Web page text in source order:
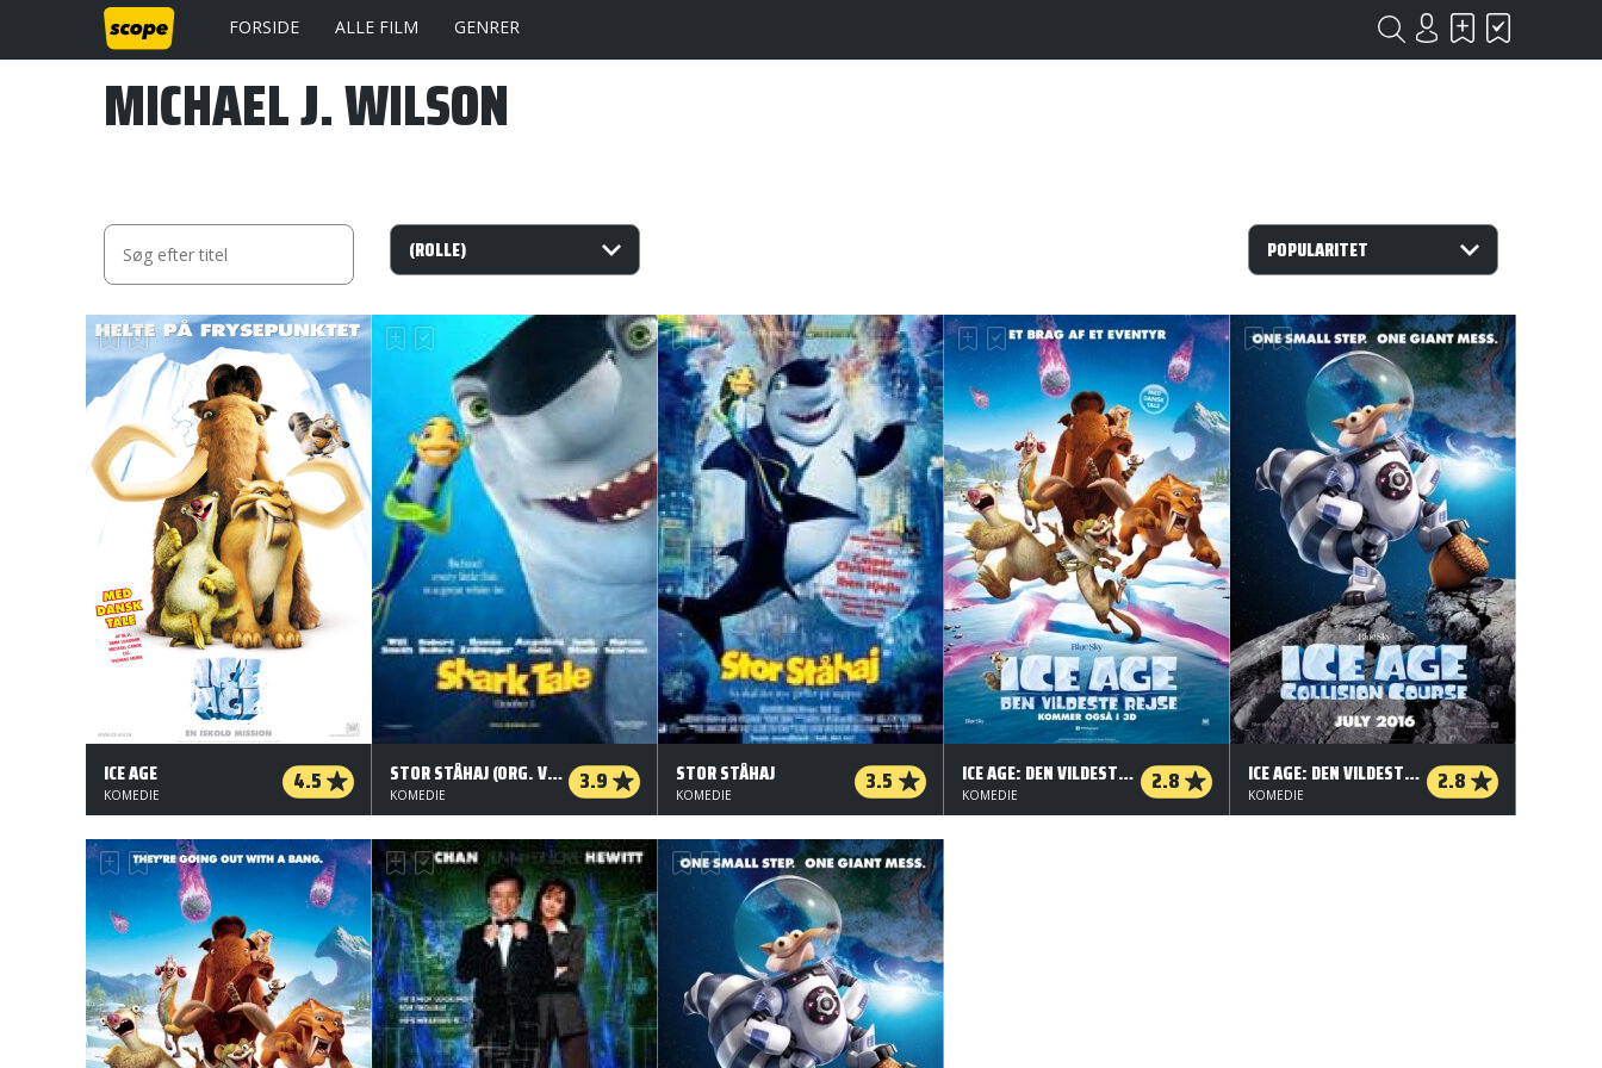
FORSIDE ALLE FILM GENRER
MICHAEL J. WILSON
ICE AGE 4.5
KOMEDIE
STOR STÅHAJ (ORG. VERSION) 3.9
KOMEDIE
STOR STÅHAJ 3.5
KOMEDIE
ICE AGE: DEN VILDESTE REJSE - 3 D 2.8
KOMEDIE
ICE AGE: DEN VILDESTE REJSE - 2 D 2.8
KOMEDIE